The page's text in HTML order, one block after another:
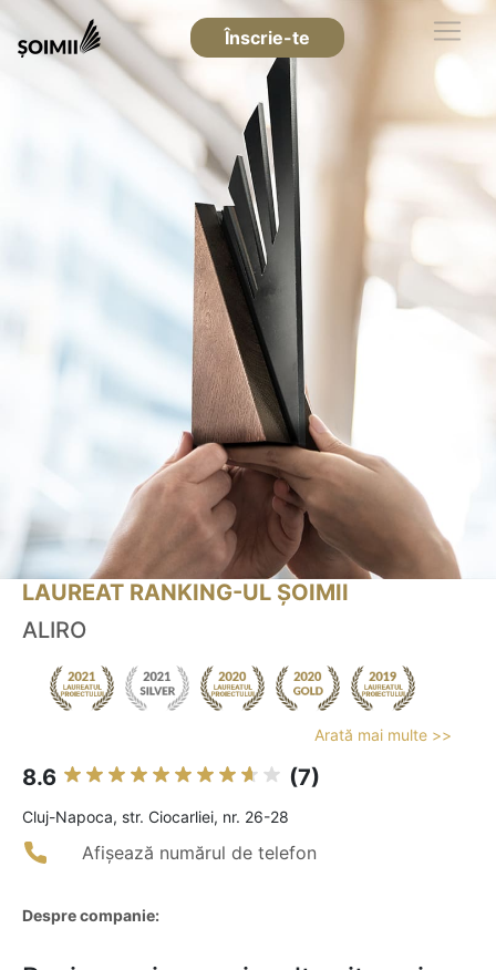
Înscrie-te
LAUREAT RANKING-UL ȘOIMII
ALIRO
Arată mai multe >>
8.6 (7)
Cluj-Napoca, str. Ciocarliei, nr. 26-28
Afișează numărul de telefon
Despre companie: